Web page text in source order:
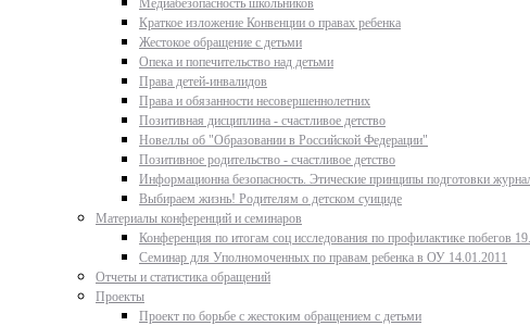
Медиабезопасность школьников
Краткое изложение Конвенции о правах ребенка
Жестокое обращение с детьми
Опека и попечительство над детьми
Права детей-инвалидов
Права и обязанности несовершеннолетних
Позитивная дисциплина - счастливое детство
Новеллы об "Образовании в Российской Федерации"
Позитивное родительство - счастливое детство
Информационна безопасность. Этические принципы подготовки
Выбираем жизнь! Родителям о детском суициде
Материалы конференций и семинаров
Конференция по итогам соц исследования по профилактике побегов
Семинар для Уполномоченных по правам ребенка в ОУ 14.01.2011
Отчеты и статистика обращений
Проекты
Проект по борьбе с жестоким обращением с детьми